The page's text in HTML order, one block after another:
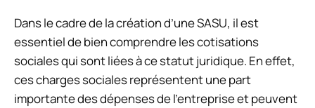
Dans le cadre de la création d’une SASU, il est
essentiel de bien comprendre les cotisations
sociales qui sont liées à ce statut juridique. En effet,
ces charges sociales représentent une part
importante des dépenses de l’entreprise et peuvent